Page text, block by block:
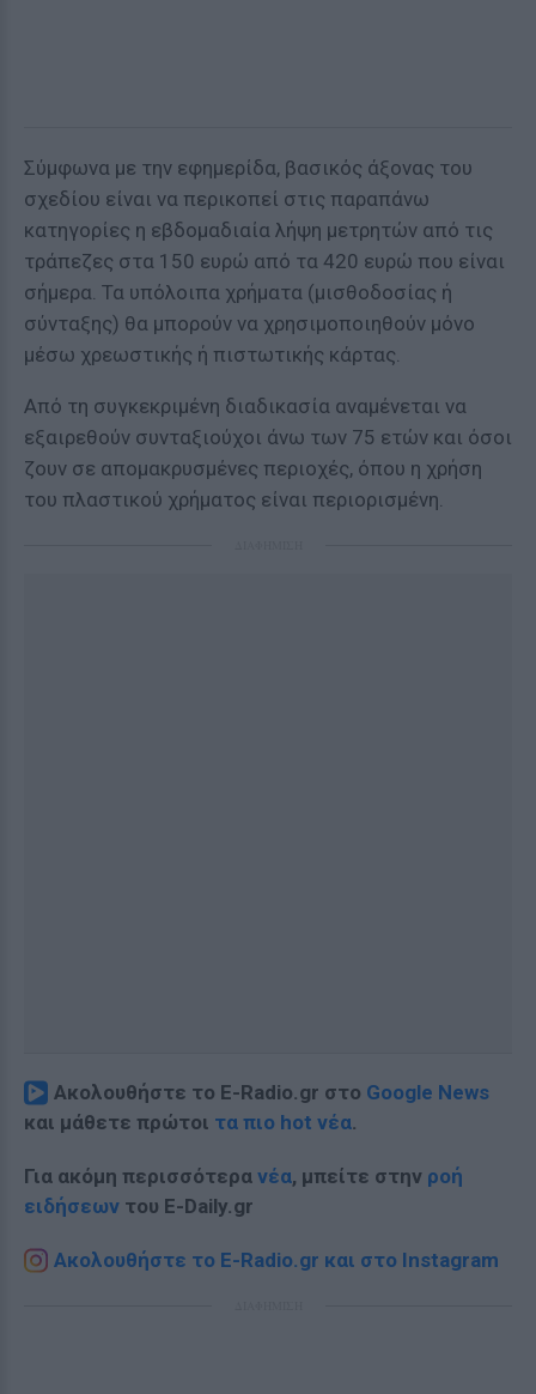
Σύμφωνα με την εφημερίδα, βασικός άξονας του
σχεδίου είναι να περικοπεί στις παραπάνω
κατηγορίες η εβδομαδιαία λήψη μετρητών από τις
τράπεζες στα 150 ευρώ από τα 420 ευρώ που είναι
σήμερα. Τα υπόλοιπα χρήματα (μισθοδοσίας ή
σύνταξης) θα μπορούν να χρησιμοποιηθούν μόνο
μέσω χρεωστικής ή πιστωτικής κάρτας.
Από τη συγκεκριμένη διαδικασία αναμένεται να
εξαιρεθούν συνταξιούχοι άνω των 75 ετών και όσοι
ζουν σε απομακρυσμένες περιοχές, όπου η χρήση
του πλαστικού χρήματος είναι περιορισμένη.
Ακολουθήστε το E-Radio.gr στο Google News
και μάθετε πρώτοι τα πιο hot νέα.
Για ακόμη περισσότερα νέα, μπείτε στην ροή
ειδήσεων του E-Daily.gr
Ακολουθήστε το E-Radio.gr και στο Instagram